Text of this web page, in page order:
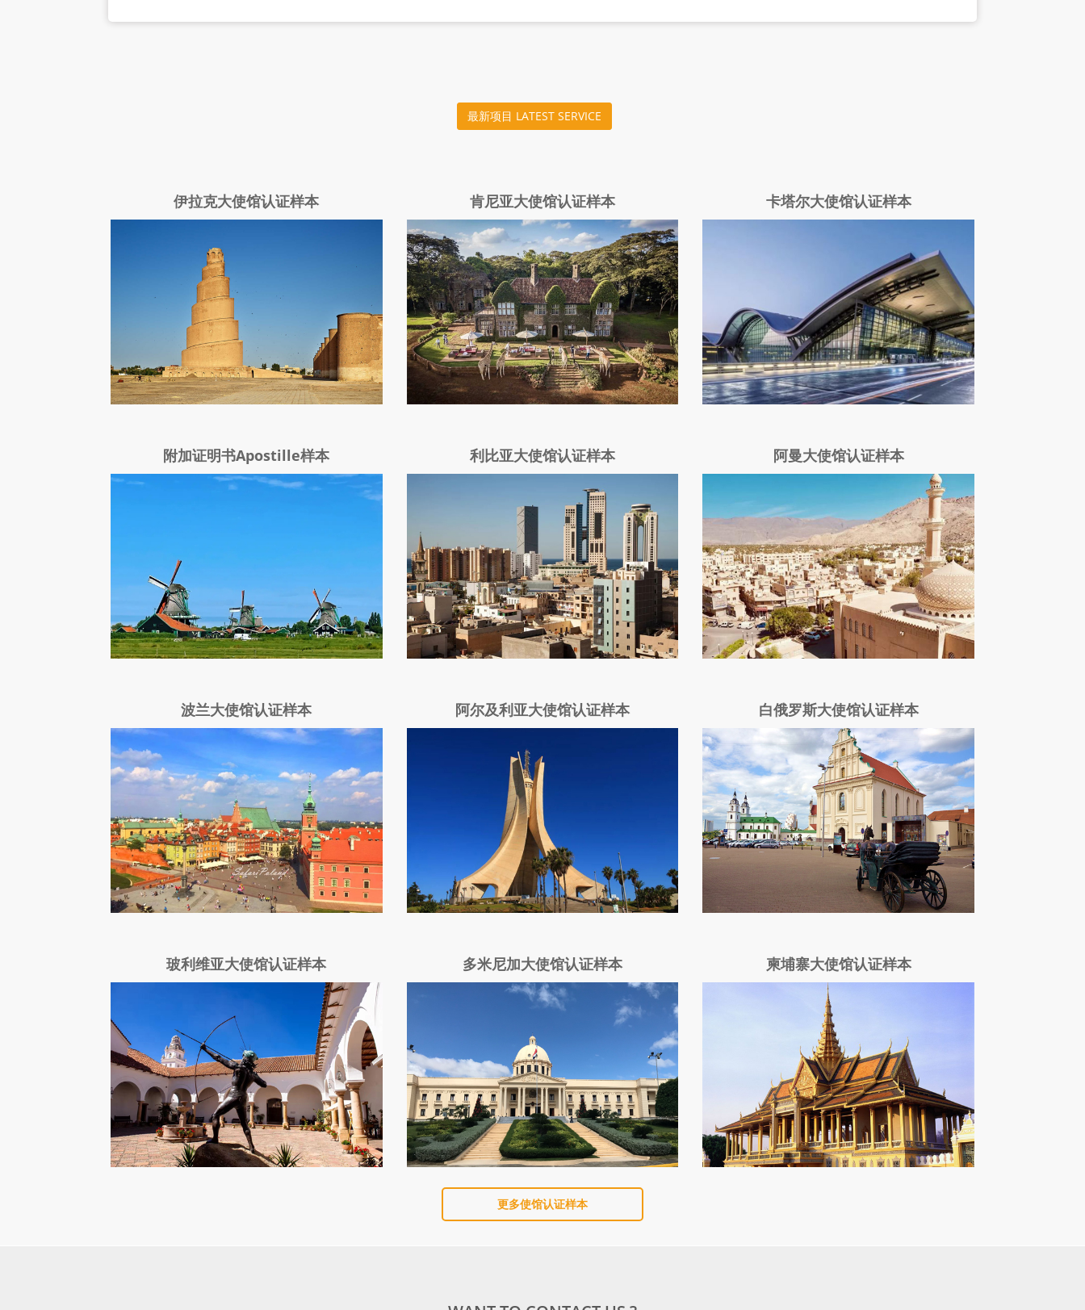
最新项目 LATEST SERVICE
伊拉克大使馆认证样本 肯尼亚大使馆认证样本 卡塔尔大使馆认证样本
附加证明书Apostille样本 利比亚大使馆认证样本 阿曼大使馆认证样本
波兰大使馆认证样本 阿尔及利亚大使馆认证样本 白俄罗斯大使馆认证样本
玻利维亚大使馆认证样本 多米尼加大使馆认证样本 柬埔寨大使馆认证样本
更多使馆认证样本